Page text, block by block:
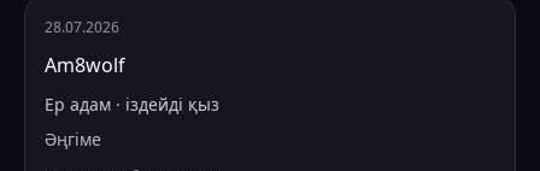
28.07.2026
Am8wolf
Ер адам · іздейді қыз
Әңгіме